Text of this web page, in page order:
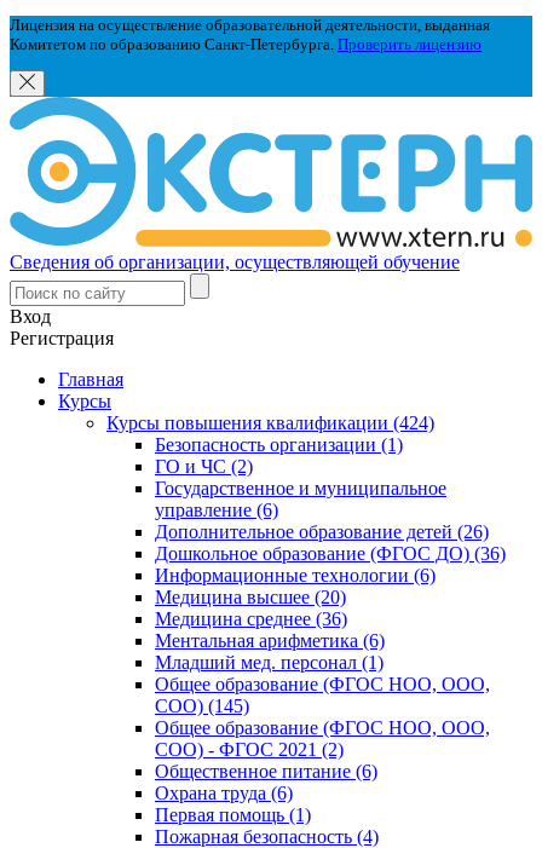
Лицензия на осуществление образовательной деятельности, выданная
Комитетом по образованию Санкт-Петербурга. Проверить лицензию
Сведения об организации, осуществляющей обучение
Вход
Регистрация
Главная
Курсы
Курсы повышения квалификации (424)
Безопасность организации (1)
ГО и ЧС (2)
Государственное и муниципальное
управление (6)
Дополнительное образование детей (26)
Дошкольное образование (ФГОС ДО) (36)
Информационные технологии (6)
Медицина высшее (20)
Медицина среднее (36)
Ментальная арифметика (6)
Младший мед. персонал (1)
Общее образование (ФГОС НОО, ООО,
СОО) (145)
Общее образование (ФГОС НОО, ООО,
СОО) - ФГОС 2021 (2)
Общественное питание (6)
Охрана труда (6)
Первая помощь (1)
Пожарная безопасность (4)